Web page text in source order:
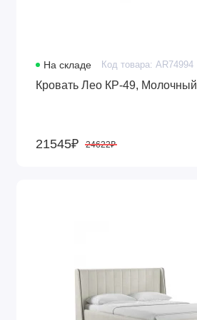
На складе Код товара: AR74994
Кровать Лео КР-49, Молочный
21545₽ 24622₽